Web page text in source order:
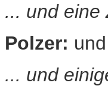
... und eine
Polzer:
... und